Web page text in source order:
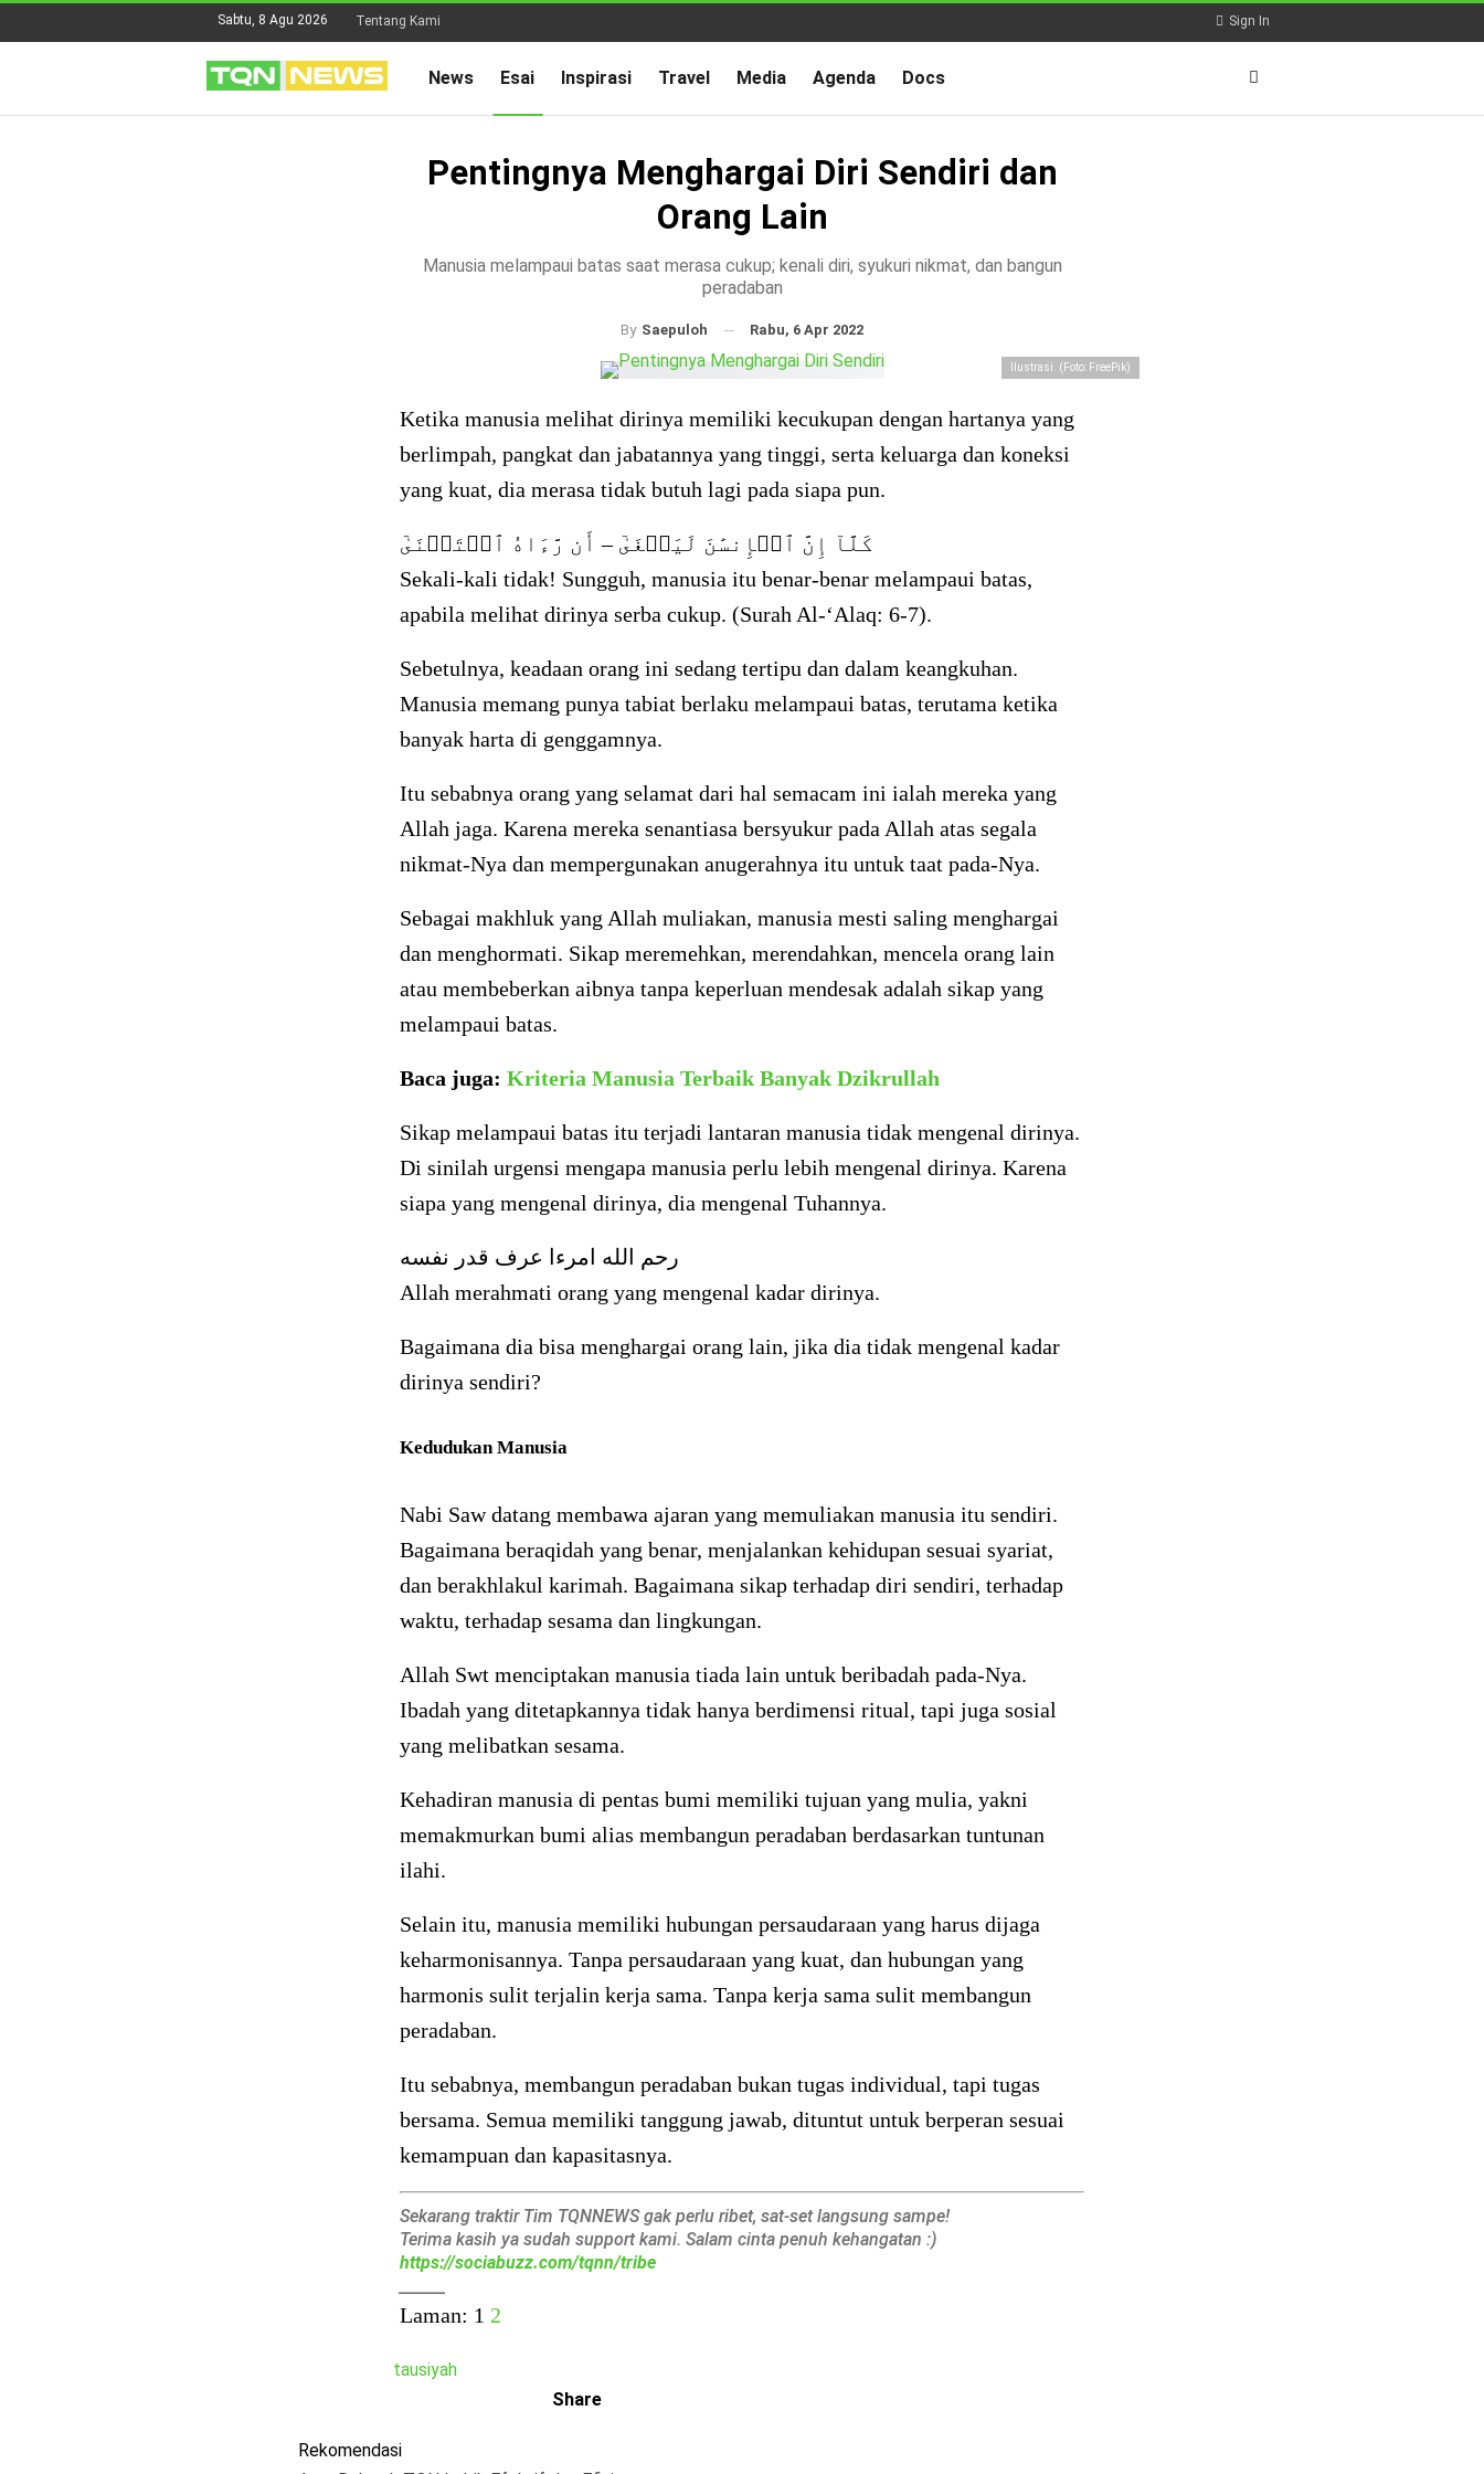
Sign In
Sabtu, 8 Agu 2026 Tentang Kami
News Esai Inspirasi Travel Media Agenda Docs
Pentingnya Menghargai Diri Sendiri dan
Orang Lain
Manusia melampaui batas saat merasa cukup; kenali diri, syukuri nikmat, dan bangun
peradaban
By Saepuloh Rabu, 6 Apr 2022
Ilustrasi. (Foto: FreePik)
Ketika manusia melihat dirinya memiliki kecukupan dengan hartanya yang
berlimpah, pangkat dan jabatannya yang tinggi, serta keluarga dan koneksi
yang kuat, dia merasa tidak butuh lagi pada siapa pun.
كَلَّآ إِنَّ ٱلۡإِنسَٰنَ لَيَطۡغَىٰٓ – أَن رَّءَاهُ ٱسۡتَغۡنَىٰٓ
Sekali-kali tidak! Sungguh, manusia itu benar-benar melampaui batas,
apabila melihat dirinya serba cukup. (Surah Al-‘Alaq: 6-7).
Sebetulnya, keadaan orang ini sedang tertipu dan dalam keangkuhan.
Manusia memang punya tabiat berlaku melampaui batas, terutama ketika
banyak harta di genggamnya.
Itu sebabnya orang yang selamat dari hal semacam ini ialah mereka yang
Allah jaga. Karena mereka senantiasa bersyukur pada Allah atas segala
nikmat-Nya dan mempergunakan anugerahnya itu untuk taat pada-Nya.
Sebagai makhluk yang Allah muliakan, manusia mesti saling menghargai
dan menghormati. Sikap meremehkan, merendahkan, mencela orang lain
atau membeberkan aibnya tanpa keperluan mendesak adalah sikap yang
melampaui batas.
Baca juga: Kriteria Manusia Terbaik Banyak Dzikrullah
Sikap melampaui batas itu terjadi lantaran manusia tidak mengenal dirinya.
Di sinilah urgensi mengapa manusia perlu lebih mengenal dirinya. Karena
siapa yang mengenal dirinya, dia mengenal Tuhannya.
رحم الله امرءا عرف قدر نفسه
Allah merahmati orang yang mengenal kadar dirinya.
Bagaimana dia bisa menghargai orang lain, jika dia tidak mengenal kadar
dirinya sendiri?
Kedudukan Manusia
Nabi Saw datang membawa ajaran yang memuliakan manusia itu sendiri.
Bagaimana beraqidah yang benar, menjalankan kehidupan sesuai syariat,
dan berakhlakul karimah. Bagaimana sikap terhadap diri sendiri, terhadap
waktu, terhadap sesama dan lingkungan.
Allah Swt menciptakan manusia tiada lain untuk beribadah pada-Nya.
Ibadah yang ditetapkannya tidak hanya berdimensi ritual, tapi juga sosial
yang melibatkan sesama.
Kehadiran manusia di pentas bumi memiliki tujuan yang mulia, yakni
memakmurkan bumi alias membangun peradaban berdasarkan tuntunan
ilahi.
Selain itu, manusia memiliki hubungan persaudaraan yang harus dijaga
keharmonisannya. Tanpa persaudaraan yang kuat, dan hubungan yang
harmonis sulit terjalin kerja sama. Tanpa kerja sama sulit membangun
peradaban.
Itu sebabnya, membangun peradaban bukan tugas individual, tapi tugas
bersama. Semua memiliki tanggung jawab, dituntut untuk berperan sesuai
kemampuan dan kapasitasnya.
Sekarang traktir Tim TQNNEWS gak perlu ribet, sat-set langsung sampe!
Terima kasih ya sudah support kami. Salam cinta penuh kehangatan :)
https://sociabuzz.com/tqnn/tribe
Laman: 1 2
tausiyah
Share
Rekomendasi